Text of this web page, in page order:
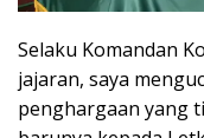
Selaku Komandan
jajaran, saya
penghargaan yang